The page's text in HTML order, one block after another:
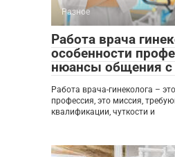
Разное
Работа врача
особенности
нюансы общения с
Работа врача-гинеколога –
профессия, это миссия,
квалификации, чуткости и